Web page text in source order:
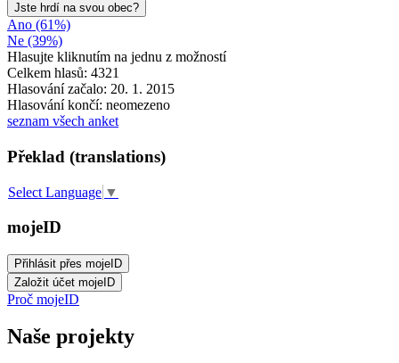
Jste hrdí na svou obec?
Ano (61%)
Ne (39%)
Hlasujte kliknutím na jednu z možností
Celkem hlasů: 4321
Hlasování začalo: 20. 1. 2015
Hlasování končí: neomezeno
seznam všech anket
Překlad (translations)
Select Language ▼
mojeID
Proč mojeID
Naše projekty